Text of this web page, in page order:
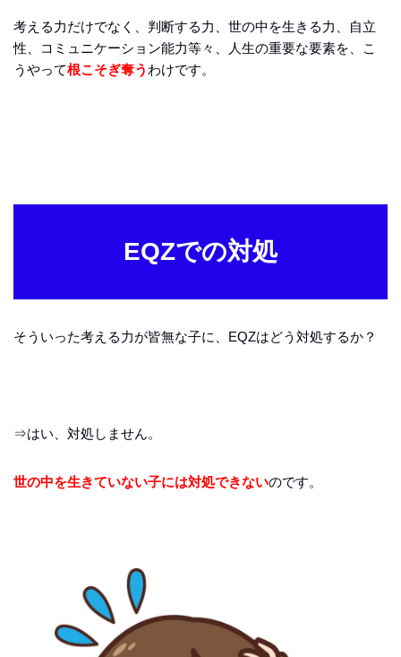
考える力だけでなく、判断する力、世の中を生きる力、自立
性、コミュニケーション能力等々、人生の重要な要素を、こ
うやって根こそぎ奪う わけです。
EQZでの対処
そういった考える力が皆無な子に、EQZはどう対処するか？
⇒はい、対処しません。
世の中を生きていない子には対処できないのです。